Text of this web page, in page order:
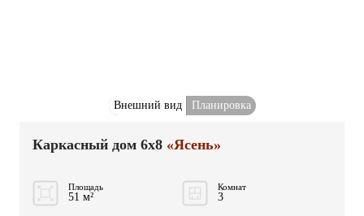
Внешний вид Планировка
Каркасный дом 6x8 «Ясень»
Площадь
51 м²
Комнат
3